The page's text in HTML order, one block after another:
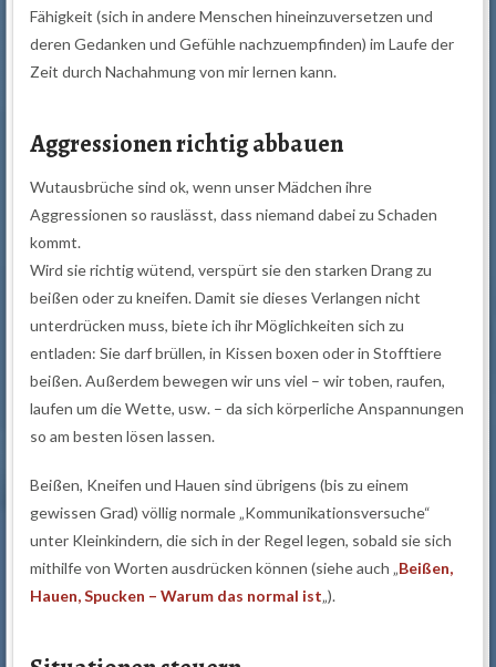
Fähigkeit (sich in andere Menschen hineinzuversetzen und
deren Gedanken und Gefühle nachzuempfinden) im Laufe der
Zeit durch Nachahmung von mir lernen kann.
Aggressionen richtig abbauen
Wutausbrüche sind ok, wenn unser Mädchen ihre
Aggressionen so rauslässt, dass niemand dabei zu Schaden
kommt.
Wird sie richtig wütend, verspürt sie den starken Drang zu
beißen oder zu kneifen. Damit sie dieses Verlangen nicht
unterdrücken muss, biete ich ihr Möglichkeiten sich zu
entladen: Sie darf brüllen, in Kissen boxen oder in Stofftiere
beißen. Außerdem bewegen wir uns viel – wir toben, raufen,
laufen um die Wette, usw. – da sich körperliche Anspannungen
so am besten lösen lassen.
Beißen, Kneifen und Hauen sind übrigens (bis zu einem
gewissen Grad) völlig normale „Kommunikationsversuche“
unter Kleinkindern, die sich in der Regel legen, sobald sie sich
mithilfe von Worten ausdrücken können (siehe auch „Beißen,
Hauen, Spucken – Warum das normal ist„).